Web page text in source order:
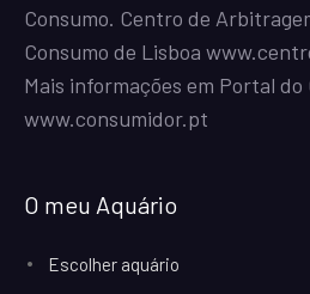
Consumo. Centro de
Consumo de Lisboa
Mais informações em Portal
www.consumidor.pt
O meu Aquário
Escolher aquário